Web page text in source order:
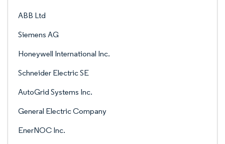
ABB Ltd
Siemens AG
Honeywell International Inc.
Schneider Electric SE
AutoGrid Systems Inc.
General Electric Company
EnerNOC Inc.